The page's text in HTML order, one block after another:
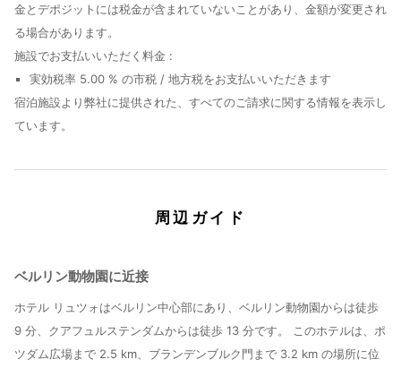
金とデポジットには税金が含まれていないことがあり、金額が変更され
る場合があります。
施設でお支払いいただく料金 :
実効税率 5.00 % の市税 / 地方税をお支払いいただきます
宿泊施設より弊社に提供された、すべてのご請求に関する情報を表示し
ています。
周辺ガイド
ベルリン動物園に近接
ホテル リュツォはベルリン中心部にあり、ベルリン動物園からは徒歩
9 分、クアフュルステンダムからは徒歩 13 分です。 このホテルは、ポ
ツダム広場まで 2.5 km、ブランデンブルク門まで 3.2 km の場所に位